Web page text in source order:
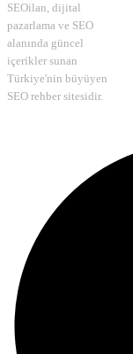
SEOilan, dijital
pazarlama ve SEO
alanında güncel
içerikler sunan
Türkiye'nin büyüyen
SEO rehber sitesidir.